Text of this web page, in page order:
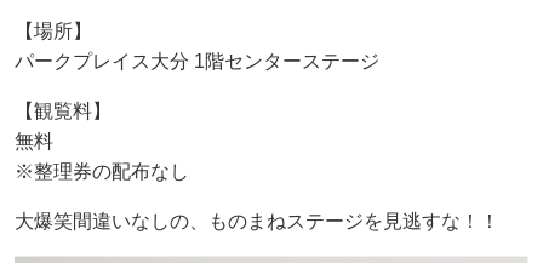
【場所】
パークプレイス大分 1階センターステージ
【観覧料】
無料
※整理券の配布なし
大爆笑間違いなしの、ものまねステージを見逃すな！！